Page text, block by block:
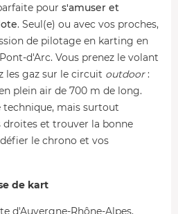
pour s'amuser et
. Seul(e) ou avec vos proches,
de pilotage en karting en
d'Arc. Vous prenez le volant
gaz sur le circuit outdoor:
plein air de 700 m de long.
technique, mais surtout
droites et trouver la bonne
le chrono et vos
de kart
d'Auvergne-Rhône-Alpes,